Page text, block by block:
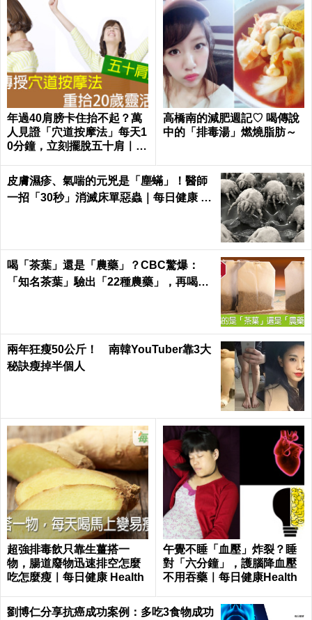
年過40肩膀卡住抬不起？萬
人見證「穴道按摩法」每天1
0分鐘，立刻擺脫五十肩｜每
高橋南的減肥週記♡ 喝傳說
中的「排毒湯」燃燒脂肪～
皮膚濕疹、氣喘的元兇是「塵蟎」！醫師
一招「30秒」消滅床單惡蟲｜每日健康 H
喝「茶葉」還是「農藥」？CBC驚爆：
「知名茶葉」驗出「22種農藥」，再喝癌
兩年狂瘦50公斤！ 南韓YouTuber靠3大
秘訣瘦掉半個人
超強排毒飲只靠生薑搭一
物，腸道廢物迅速排空怎麼
吃怎麼瘦｜每日健康 Health
午覺不睡「血壓」炸裂？睡
對「六分鐘」，護腦降血壓
不用吞藥｜每日健康Health
劉博仁分享抗癌成功案例：多吃3食物成功